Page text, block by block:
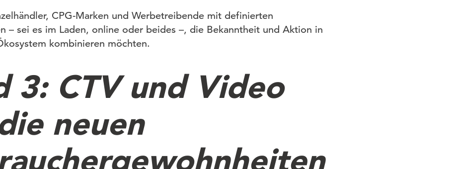
CPG-Marken und Werbetreibende mit definierten
– sei es im Laden, online oder beides –, die Bekanntheit und Aktion in
kombinieren möchten.
3: CTV und Video
neuen